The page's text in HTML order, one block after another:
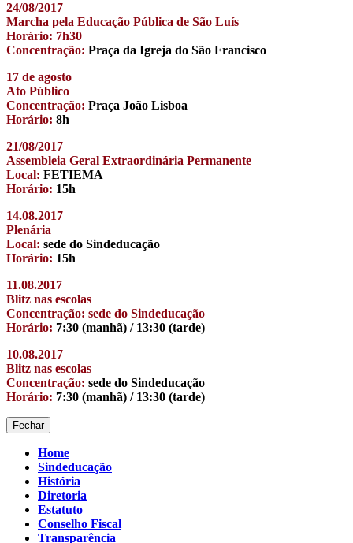
24/08/2017
Marcha pela Educação Pública de São Luís
Horário: 7h30
Concentração: Praça da Igreja do São Francisco
17 de agosto
Ato Público
Concentração: Praça João Lisboa
Horário: 8h
21/08/2017
Assembleia Geral Extraordinária Permanente
Local: FETIEMA
Horário: 15h
14.08.2017
Plenária
Local: sede do Sindeducação
Horário: 15h
11.08.2017
Blitz nas escolas
Concentração: sede do Sindeducação
Horário: 7:30 (manhã) / 13:30 (tarde)
10.08.2017
Blitz nas escolas
Concentração: sede do Sindeducação
Horário: 7:30 (manhã) / 13:30 (tarde)
Fechar
Home
Sindeducação
História
Diretoria
Estatuto
Conselho Fiscal
Transparência